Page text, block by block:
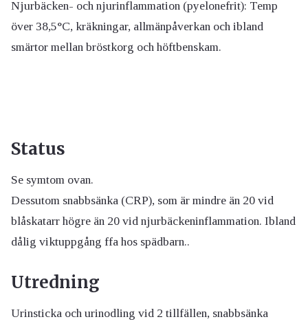
Njurbäcken- och njurinflammation (pyelonefrit): Temp
över 38,5°C, kräkningar, allmänpåverkan och ibland
smärtor mellan bröstkorg och höftbenskam.
Status
Se symtom ovan.
Dessutom snabbsänka (CRP), som är mindre än 20 vid
blåskatarr högre än 20 vid njurbäckeninflammation. Ibland
dålig viktuppgång ffa hos spädbarn..
Utredning
Urinsticka och urinodling vid 2 tillfällen, snabbsänka